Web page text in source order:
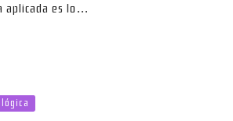
aplicada es lo…